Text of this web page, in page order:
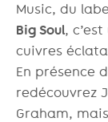
Music, du
Big Soul,
cuivres
En présence
redécouvrez
Graham,